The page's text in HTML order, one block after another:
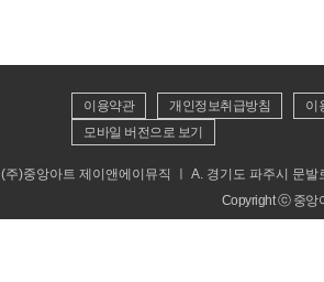
이용약관 개인정보취급방침 이
모바일 버전으로 보기
(주)중앙아트 제이앤에이뮤직 ㅣ A. 경기도 파주시 문
Copyright ⓒ 중앙